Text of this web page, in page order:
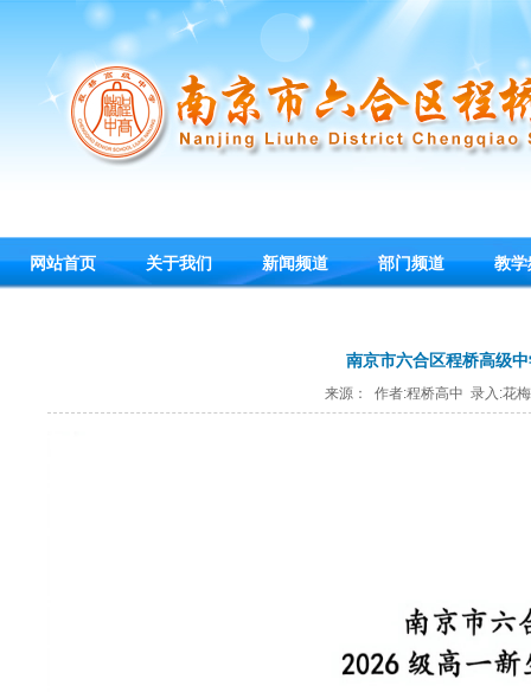
网站首页 关于我们 新闻频道 部门频道 教学
南京市六合区程桥高级
来源： 作者:程桥高中 录入:花